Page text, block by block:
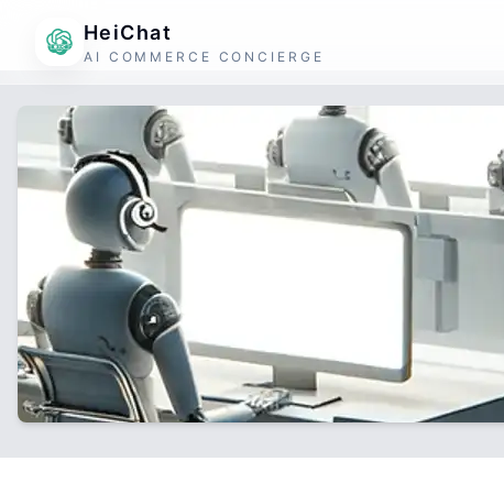
HeiChat
AI COMMERCE CONCIERGE